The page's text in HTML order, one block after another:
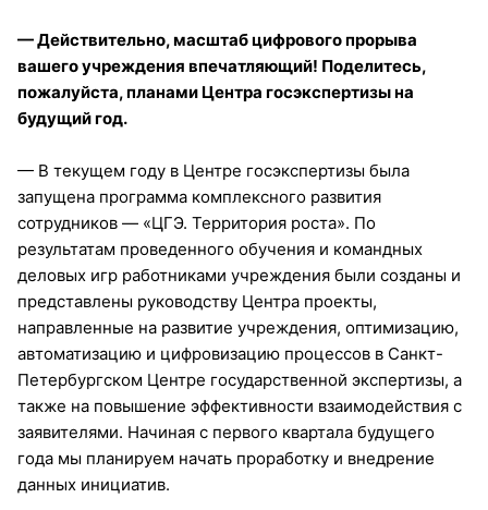
— Действительно, масштаб цифрового прорыва
вашего учреждения впечатляющий! Поделитесь,
пожалуйста, планами Центра госэкспертизы на
будущий год.
— В текущем году в Центре госэкспертизы была
запущена программа комплексного развития
сотрудников — «ЦГЭ. Территория роста». По
результатам проведенного обучения и командных
деловых игр работниками учреждения были созданы и
представлены руководству Центра проекты,
направленные на развитие учреждения, оптимизацию,
автоматизацию и цифровизацию процессов в Санкт-
Петербургском Центре государственной экспертизы, а
также на повышение эффективности взаимодействия с
заявителями. Начиная с первого квартала будущего
года мы планируем начать проработку и внедрение
данных инициатив.